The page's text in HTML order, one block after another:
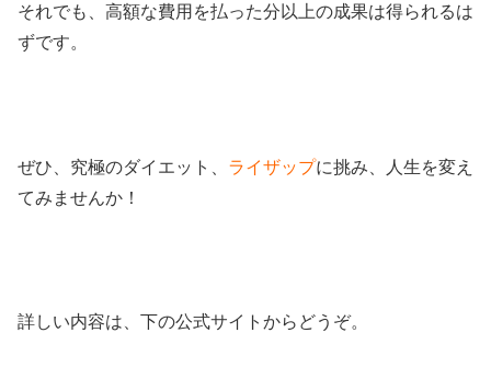
それでも、高額な費用を払った分以上の成果は得られるは
ずです。
ぜひ、究極のダイエット、 ライザップに挑み、人生を変え
てみませんか！
詳しい内容は、下の公式サイトからどうぞ。